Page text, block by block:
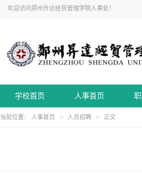
欢迎访问郑州升达经贸管理学院人事处！
学校首页 人事首页
当前位置： 人事首页 > 人员招聘 > 正文